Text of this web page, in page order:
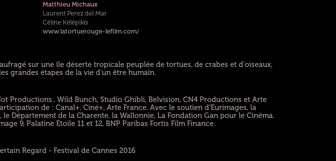
Matthieu Michaux
Laurent Perez del Mar
Céline Kélépikis
www.latortuerouge-lefilm.com/
sur une île déserte tropicale peuplée de tortues, de crabes et d'oiseaux,
grandes étapes de la vie d'un être humain.
Productions , Wild Bunch, Studio Ghibli, Belvision, CN4 Productions et Arte
de : Canal+, Ciné+, Arte France. Avec le soutien d'Eurimages, la
Département de la Charente, la Wallonnie, La Fondation Gan pour le Cinéma.
9, Palatine Etoile 11 et 12, BNP Paribas Fortis Film Finance.
Regard - Festival de Cannes 2016